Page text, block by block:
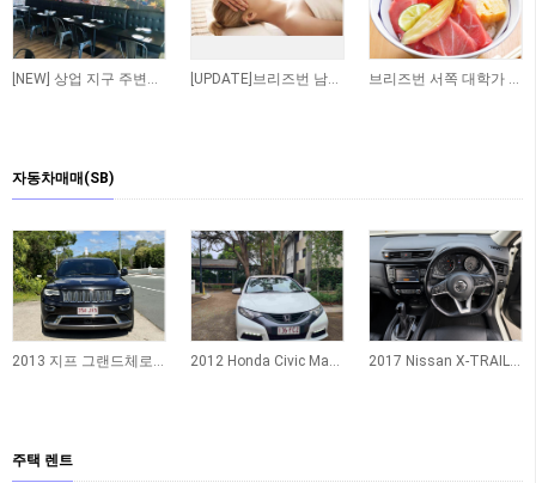
[NEW] 상업 지구 주변에 위치한 저렴한 렌트비의 수익률 좋은 타이 테이크 어웨이 샾 매… [UPDATE]브리즈번 남쪽 저렴한 렌트비 마사지 샾 브리즈번 서쪽 대학가 인근 일식당 매매 합니다
자동차매매(SB)
2013 지프 그랜드체로키 4×4 disel 2012 Honda Civic Manual 팝니다! 2017 Nissan X-TRAIL ST-L 판매합니다
주택 렌트